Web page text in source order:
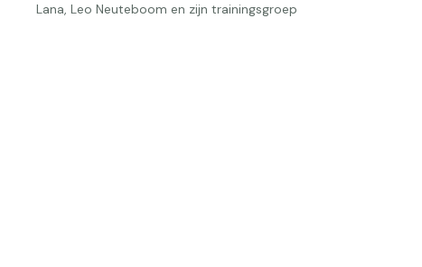
Lana, Leo Neuteboom en zijn trainingsgroep